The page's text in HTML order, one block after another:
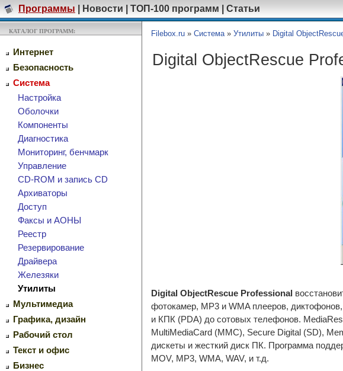
Программы Новости ТОП-100 программ Статьи
КАТАЛОГ ПРОГРАММ:
Интернет
Безопасность
Система
Настройка
Оболочки
Компоненты
Диагностика
Мониторинг, бенчмарк
Управление
CD-ROM и запись CD
Архиваторы
Доступ
Факсы и АОНЫ
Реестр
Резервирование
Драйвера
Железяки
Утилиты
Мультимедиа
Графика, дизайн
Рабочий стол
Текст и офис
Бизнес
Filebox.ru » Система» Утилиты » Digital
Digital ObjectRescue
Digital ObjectRescue Professional
фотокамер, MP3 и WMA плееров,
и КПК (PDA) до сотовых телефонов.
MultiMediaCard (MMC), Secure Digital (SD),
дискеты и жесткий диск ПК. Программа
MOV, MP3, WMA, WAV, и т.д.